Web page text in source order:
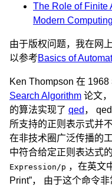
The Role of Finite
Modern
由于版权问题，我在网
以参考Basics of
Ken Thompson 在 1968
Search Algorithm 论文
的算法实现了 qed ，
所支持的正则表示式并
在非技术圈广泛传播的
中符合给定正则表达式
Expression/p ，在英文
Print”， 由于这个命令